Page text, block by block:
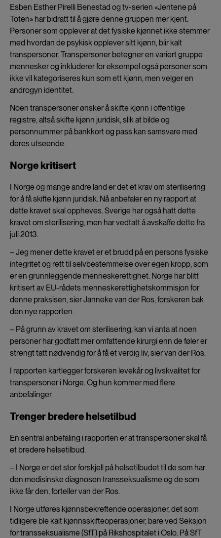
Esben Esther Pirelli Benestad og tv-serien «Jentene på
Toten» har bidratt til å gjøre denne gruppen mer kjent.
Personer som opplever at det fysiske kjønnet ikke stemmer
med hvordan de psykisk opplever sitt kjønn, blir kalt
transpersoner. Transpersoner betegner en variert gruppe
mennesker og inkluderer for eksempel også personer som
ikke vil kategoriseres kun som ett kjønn, men velger en
androgyn identitet.
Noen transpersoner ønsker å skifte kjønn i offentlige
registre, altså skifte kjønn juridisk, slik at bilde og
personnummer på bankkort og pass kan samsvare med
deres utseende.
Norge kritisert
I Norge og mange andre land er det et krav om sterilisering
for å få skifte kjønn juridisk. Nå anbefaler en ny rapport at
dette kravet skal oppheves. Sverige har også hatt dette
kravet om sterilisering, men har vedtatt å avskaffe dette fra
juli 2013.
– Jeg mener dette kravet er et brudd på en persons fysiske
integritet og rett til selvbestemmelse over egen kropp, som
er en grunnleggende menneskerettighet. Norge har blitt
kritisert av EU-rådets menneskerettighetskommisjon for
denne praksisen, sier Janneke van der Ros, forskeren bak
den nye rapporten.
– På grunn av kravet om sterilisering, kan vi anta at noen
personer har godtatt mer omfattende kirurgi enn de føler er
strengt tatt nødvendig for å få et verdig liv, sier van der Ros.
I rapporten kartlegger forskeren levekår og livskvalitet for
transpersoner i Norge. Og hun kommer med flere
anbefalinger.
Trenger bredere helsetilbud
En sentral anbefaling i rapporten er at transpersoner skal få
et bredere helsetilbud.
– I Norge er det stor forskjell på helsetilbudet til de som har
den medisinske diagnosen transseksualisme og de som
ikke får den, forteller van der Ros.
I Norge utføres kjønnsbekreftende operasjoner, det som
tidligere ble kalt kjønnsskifteoperasjoner, bare ved Seksjon
for transseksualisme (SfT) på Rikshospitalet i Oslo. På SfT